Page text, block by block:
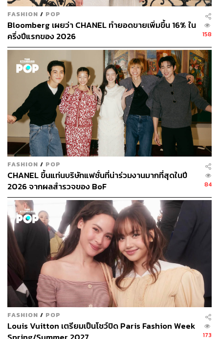
FASHION / POP
Bloomberg เผยว่า CHANEL ทำยอดขายเพิ่มขึ้น 16% ใน
ครึ่งปีแรกของ 2026
158
FASHION / POP
CHANEL ขึ้นแท่นบริษัทแฟชั่นที่น่าร่วมงานมากที่สุดในปี
2026 จากผลสำรวจของ BoF
84
FASHION / POP
Louis Vuitton เตรียมเป็นโชว์ปิด Paris Fashion Week
173